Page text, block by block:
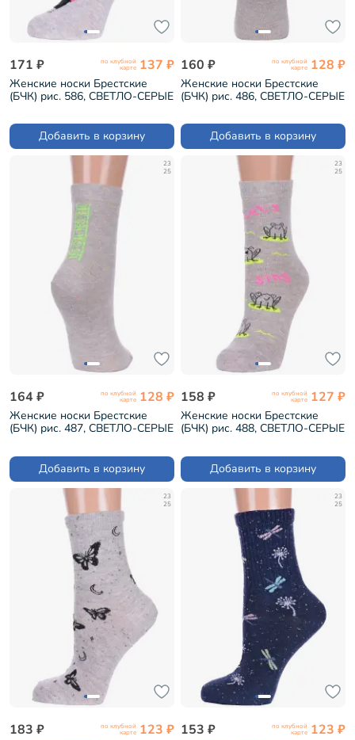
171 ₽ по клубной
карте 137 ₽
Женские носки Брестские
(БЧК) рис. 586, СВЕТЛО-СЕРЫЕ
Добавить в корзину
160 ₽ по клубной
карте 128 ₽
Женские носки Брестские
(БЧК) рис. 486, СВЕТЛО-СЕРЫЕ
Добавить в корзину
23
25
164 ₽ по клубной
карте 128 ₽
Женские носки Брестские
(БЧК) рис. 487, СВЕТЛО-СЕРЫЕ
Добавить в корзину
23
25
158 ₽ по клубной
карте 127 ₽
Женские носки Брестские
(БЧК) рис. 488, СВЕТЛО-СЕРЫЕ
Добавить в корзину
23
25
183 ₽ по клубной
карте 123 ₽
23
25
153 ₽ по клубной
карте 123 ₽